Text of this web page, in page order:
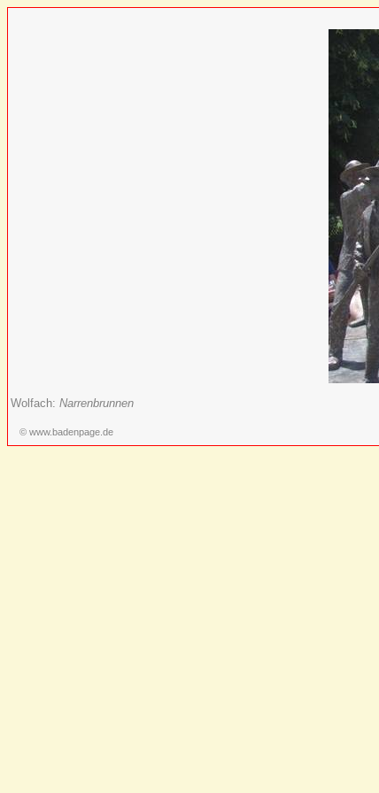
Wolfach: Narrenbrunnen
© www.badenpage.de